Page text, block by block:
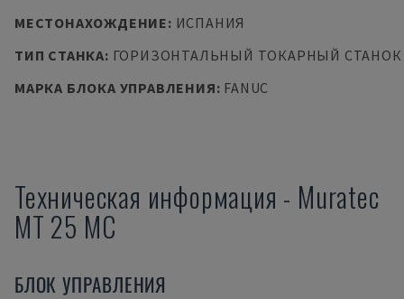
МЕСТОНАХОЖДЕНИЕ: ИСПАНИЯ
ТИП СТАНКА: ГОРИЗОНТАЛЬНЫЙ ТОКАРНЫЙ СТАНОК
МАРКА БЛОКА УПРАВЛЕНИЯ: FANUC
Техническая информация - Muratec
MT 25 MC
БЛОК УПРАВЛЕНИЯ